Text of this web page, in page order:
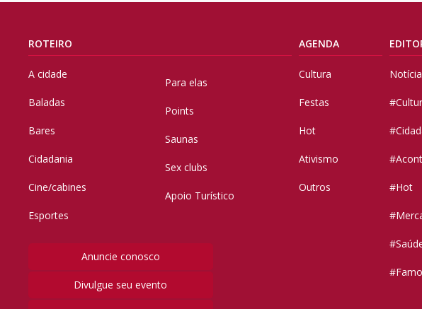
ROTEIRO
A cidade
Baladas
Bares
Cidadania
Cine/cabines
Esportes
Para elas
Points
Saunas
Sex clubs
Apoio Turístico
Anuncie conosco
Divulgue seu evento
AGENDA
Cultura
Festas
Hot
Ativismo
Outros #Hot